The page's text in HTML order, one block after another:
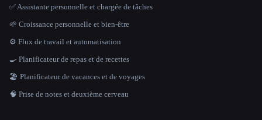
✅ Assistante personnelle et chargée de tâches
🌱 Croissance personnelle et bien-être
⚙️ Flux de travail et automatisation
🍳 Planificateur de repas et de recettes
🏖 Planificateur de vacances et de voyages
🧠 Prise de notes et deuxième cerveau